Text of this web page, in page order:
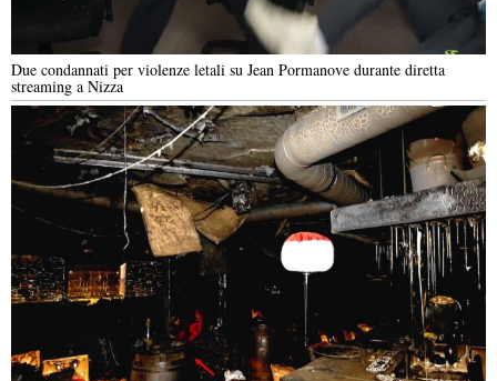
Due condannati per violenze letali su Jean Pormanove durante diretta
streaming a Nizza